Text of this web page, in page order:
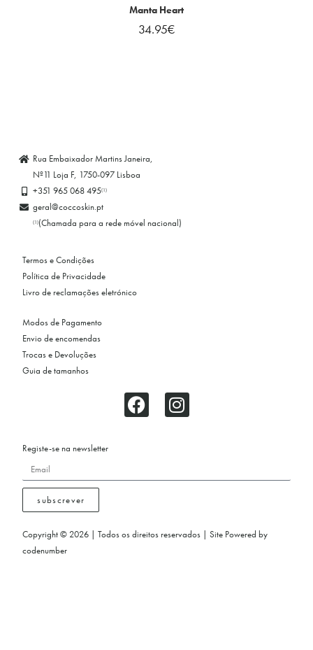
Manta Heart
34.95€
Rua Embaixador Martins Janeira,
Nº11 Loja F, 1750-097 Lisboa
+351 965 068 495(1)
geral@coccoskin.pt
(1)(Chamada para a rede móvel nacional)
Termos e Condições
Política de Privacidade
Livro de reclamações eletrónico
Modos de Pagamento
Envio de encomendas
Trocas e Devoluções
Guia de tamanhos
Registe-se na newsletter
subscrever
Copyright © 2026 | Todos os direitos reservados | Site Powered by
codenumber